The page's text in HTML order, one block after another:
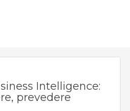
Intelligence:
prevedere